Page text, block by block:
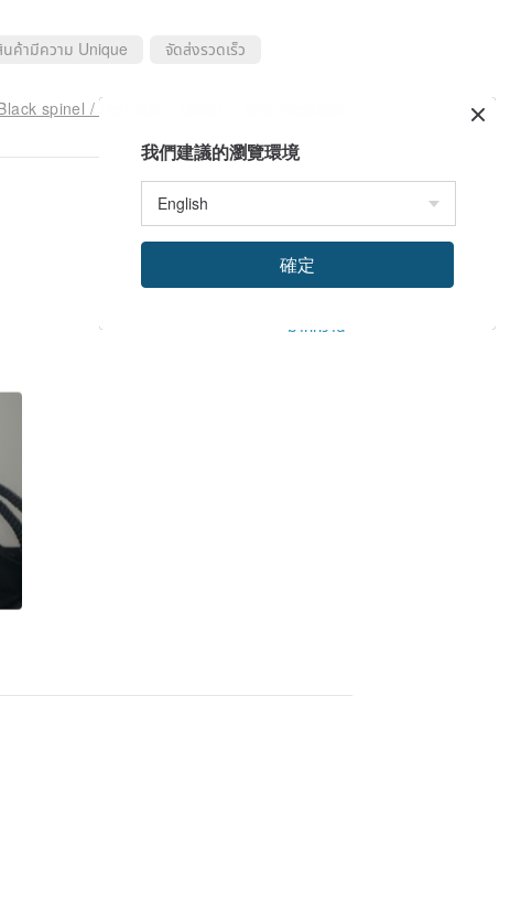
ค้ามีความ Unique จัดส่งรวดเร็ว
spinel / Hematite / Quartz / long necklace
มากกว่านี้
我們建議的瀏覽環境
確定